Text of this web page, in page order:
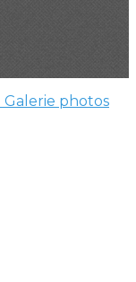
Galerie photos